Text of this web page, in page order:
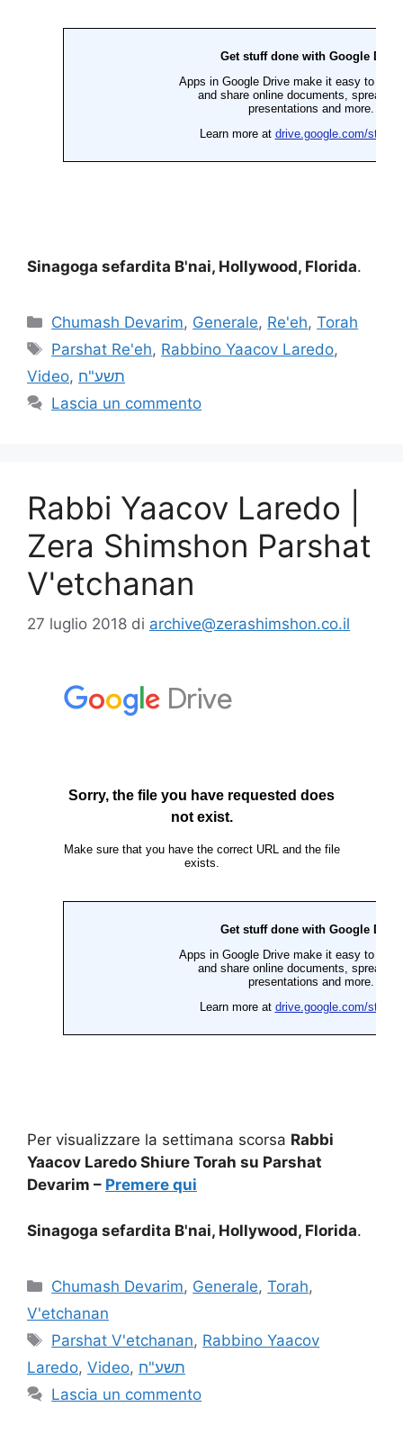
Sinagoga sefardita B'nai, Hollywood, Florida.
Chumash Devarim, Generale, Re'eh,Torah
Parshat Re'eh, Rabbino Yaacov Laredo,
Video, תשע"ח
Lascia un commento
Rabbi Yaacov Laredo |
Zera Shimshon Parshat
V'etchanan
27 luglio 2018 di archive@zerashimshon.co.il
Per visualizzare la settimana scorsa Rabbi
Yaacov Laredo Shiure Torah su Parshat
Devarim – Premere qui
Sinagoga sefardita B'nai, Hollywood, Florida.
Chumash Devarim, Generale,Torah,
V'etchanan
Parshat V'etchanan, Rabbino Yaacov
Laredo, Video, תשע"ח
Lascia un commento